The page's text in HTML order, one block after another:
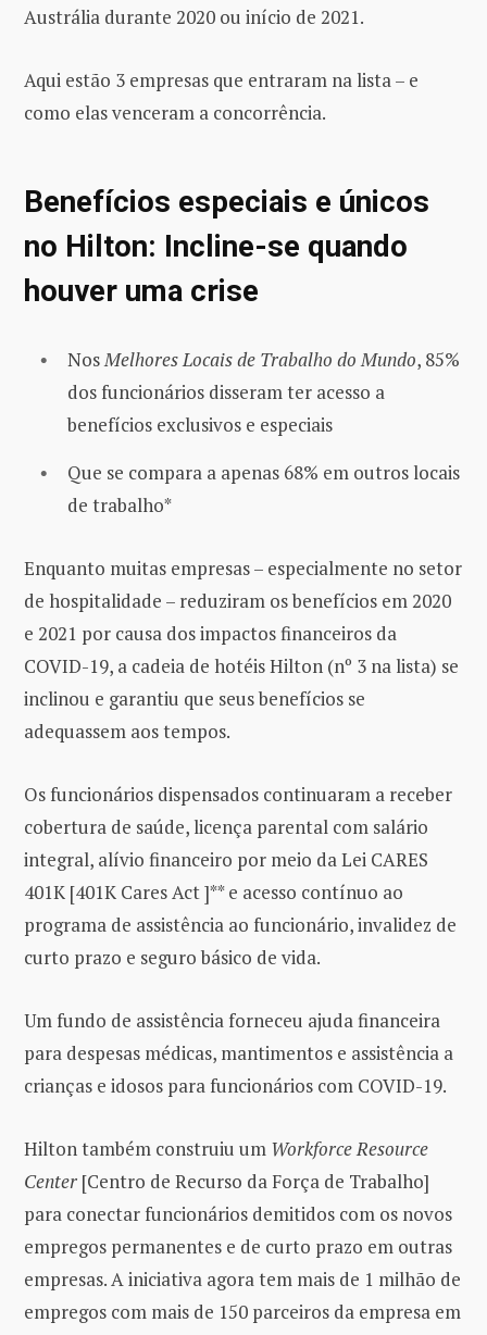
Austrália durante 2020 ou início de 2021.
Aqui estão 3 empresas que entraram na lista – e
como elas venceram a concorrência.
Benefícios especiais e únicos
no Hilton: Incline-se quando
houver uma crise
NosMelhores Locais de Trabalho do Mundo, 85%
dos funcionários disseram ter acesso a
benefícios exclusivos e especiais
Que se compara a apenas 68% em outros locais
de trabalho*
Enquanto muitas empresas – especialmente no setor
de hospitalidade – reduziram os benefícios em 2020
e 2021 por causa dos impactos financeiros da
COVID-19, a cadeia de hotéis Hilton (nº 3 na lista) se
inclinou e garantiu que seus benefícios se
adequassem aos tempos.
Os funcionários dispensados ​​continuaram a receber
cobertura de saúde, licença parental com salário
integral, alívio financeiro por meio da Lei CARES
401K [401K Cares Act ]** e acesso contínuo ao
programa de assistência ao funcionário, invalidez de
curto prazo e seguro básico de vida.
Um fundo de assistência forneceu ajuda financeira
para despesas médicas, mantimentos e assistência a
crianças e idosos para funcionários com COVID-19.
Hilton também construiu um Workforce Resource
Center [Centro de Recurso da Força de Trabalho]
para conectar funcionários demitidos com os novos
empregos permanentes e de curto prazo em outras
empresas. A iniciativa agora tem mais de 1 milhão de
empregos com mais de 150 parceiros da empresa em